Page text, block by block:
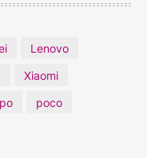
Lenovo
Xiaomi
poco